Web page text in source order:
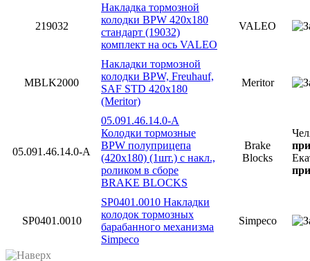
219032
Накладка тормозной
колодки BPW 420х180
стандарт (19032)
комплект на ось VALEO
VALEO
MBLK2000
Накладки тормозной
колодки BPW, Freuhauf,
SAF STD 420x180
(Meritor)
Meritor
05.091.46.14.0-A
05.091.46.14.0-A
Колодки тормозные
BPW полуприцепа
(420х180) (1шт.) с накл.,
роликом в сборе
BRAKE BLOCKS
Brake
Blocks
SP0401.0010
SP0401.0010 Накладки
колодок тормозных
барабанного механизма
Simpeco
Simpeco